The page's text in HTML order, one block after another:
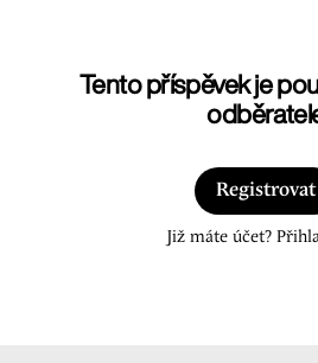
Tento příspěvek je
Registrovat
Již máte účet?